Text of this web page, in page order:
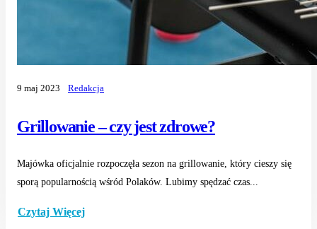
Grillowanie – czy jest zdrowe?
9 maj 2023 Redakcja
Majówka oficjalnie rozpoczęła sezon na grillowanie, który cieszy się
sporą popularnością wśród Polaków. Lubimy spędzać czas...
Czytaj Więcej